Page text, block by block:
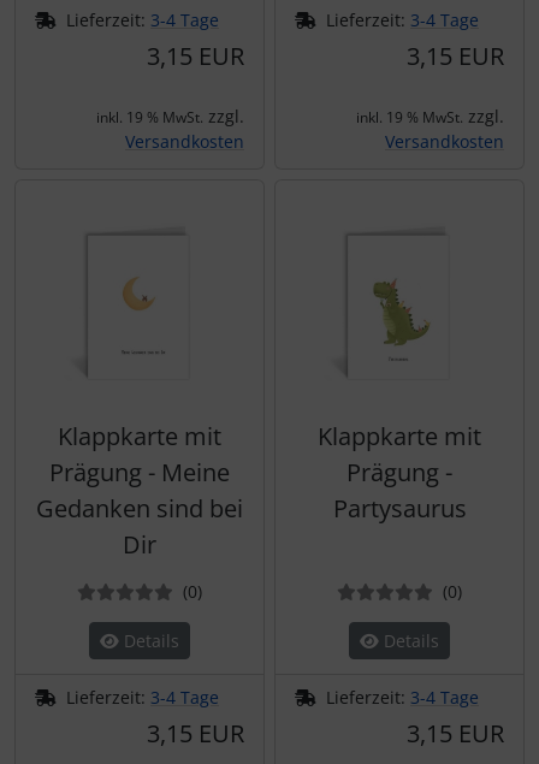
Lieferzeit: 3-4 Tage
3,15 EUR
inkl. 19 % MwSt. zzgl.
Versandkosten
Lieferzeit: 3-4 Tage
3,15 EUR
inkl. 19 % MwSt. zzgl.
Versandkosten
Klappkarte mit
Prägung - Meine
Gedanken sind bei
Dir
(0Bewertungen
)
Details
Lieferzeit: 3-4 Tage
3,15 EUR
Klappkarte mit
Prägung -
Partysaurus
(0)
Details
Lieferzeit: 3-4 Tage
3,15 EUR